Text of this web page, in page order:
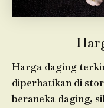
Harga daging
diperhatikan di
beraneka daging,